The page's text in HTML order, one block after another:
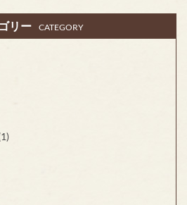
リー CATEGORY